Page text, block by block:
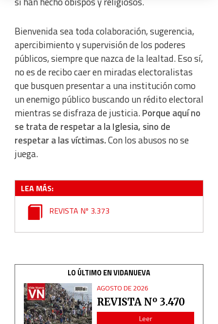
Bienvenida sea toda colaboración, sugerencia,
apercibimiento y supervisión de los poderes
públicos, siempre que nazca de la lealtad. Eso sí,
no es de recibo caer en miradas electoralistas
que busquen presentar a una institución como
un enemigo público buscando un rédito electoral
mientras se disfraza de justicia.Porque aquí no
se trata de respetar a la Iglesia, sino de
respetar a las víctimas.Con los abusos no se
juega.
LEA MÁS:
REVISTA Nº 3.373
LO ÚLTIMO EN VIDANUEVA
AGOSTO DE 2026
REVISTA Nº 3.470
Leer
Use profiles to select personalised content
Measure advertising performance
Measure content performance
Understand audiences through statistics or combinations
of data from different sources
Develop and improve services
IAB Special Features:
Use precise geolocation data
Non-IAB processing purposes:
Analytical